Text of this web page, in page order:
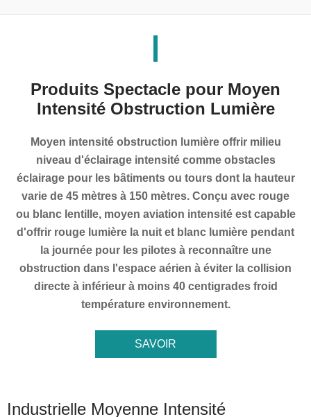
Produits Spectacle pour Moyen
Intensité Obstruction Lumière
Moyen intensité obstruction lumière offrir milieu
niveau d'éclairage intensité comme obstacles
éclairage pour les bâtiments ou tours dont la hauteur
varie de 45 mètres à 150 mètres. Conçu avec rouge
ou blanc lentille, moyen aviation intensité est capable
d'offrir rouge lumière la nuit et blanc lumière pendant
la journée pour les pilotes à reconnaître une
obstruction dans l'espace aérien à éviter la collision
directe à inférieur à moins 40 centigrades froid
température environnement.
SAVOIR
Industrielle Moyenne Intensité